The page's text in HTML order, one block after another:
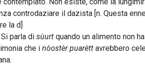
controdaziare il dazista [n. Questa
la d]
parla di sùurt quando un alimento non
che i nòostèr puarètt avrebbero